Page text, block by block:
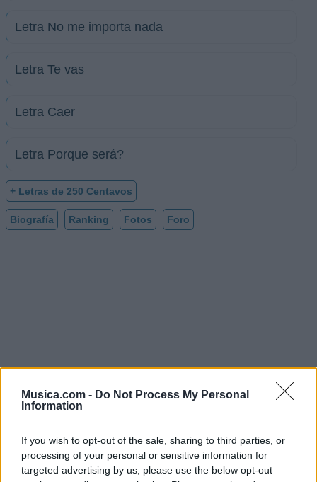
Musica.com - Do Not Process My Personal
Information
If you wish to opt-out of the sale, sharing to third parties, or
processing of your personal or sensitive information for
targeted advertising by us, please use the below opt-out
Letra No me importa nada
Letra Te vas
Letra Caer
Letra Porque será?
+ Letras de 250 Centavos
Biografía Ranking Fotos Foro